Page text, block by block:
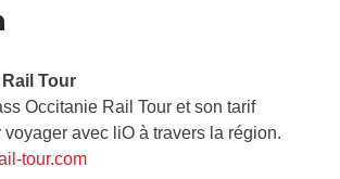
Tour​
Occitanie Rail Tour et son tarif
avec liO à travers la région.
tour.com